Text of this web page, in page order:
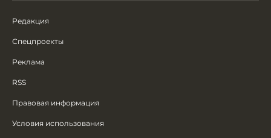
Редакция
Спецпроекты
Реклама
RSS
Правовая информация
Условия использования